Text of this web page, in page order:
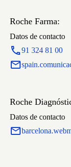
Roche Farma:
Datos de contacto
91 324 81 00
Roche
Datos de contacto